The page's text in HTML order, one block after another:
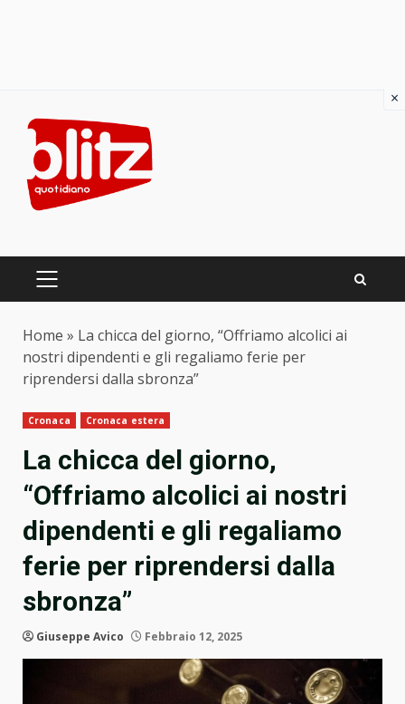
content
PRIMARY
Home » La chicca del giorno, “Offriamo alcolici ai
nostri dipendenti e gli regaliamo ferie per
riprendersi dalla sbronza”
Cronaca Cronaca estera
La chicca del giorno,
“Offriamo alcolici ai nostri
dipendenti e gli regaliamo
ferie per riprendersi dalla
sbronza”
Giuseppe Avico Febbraio 12, 2025
×